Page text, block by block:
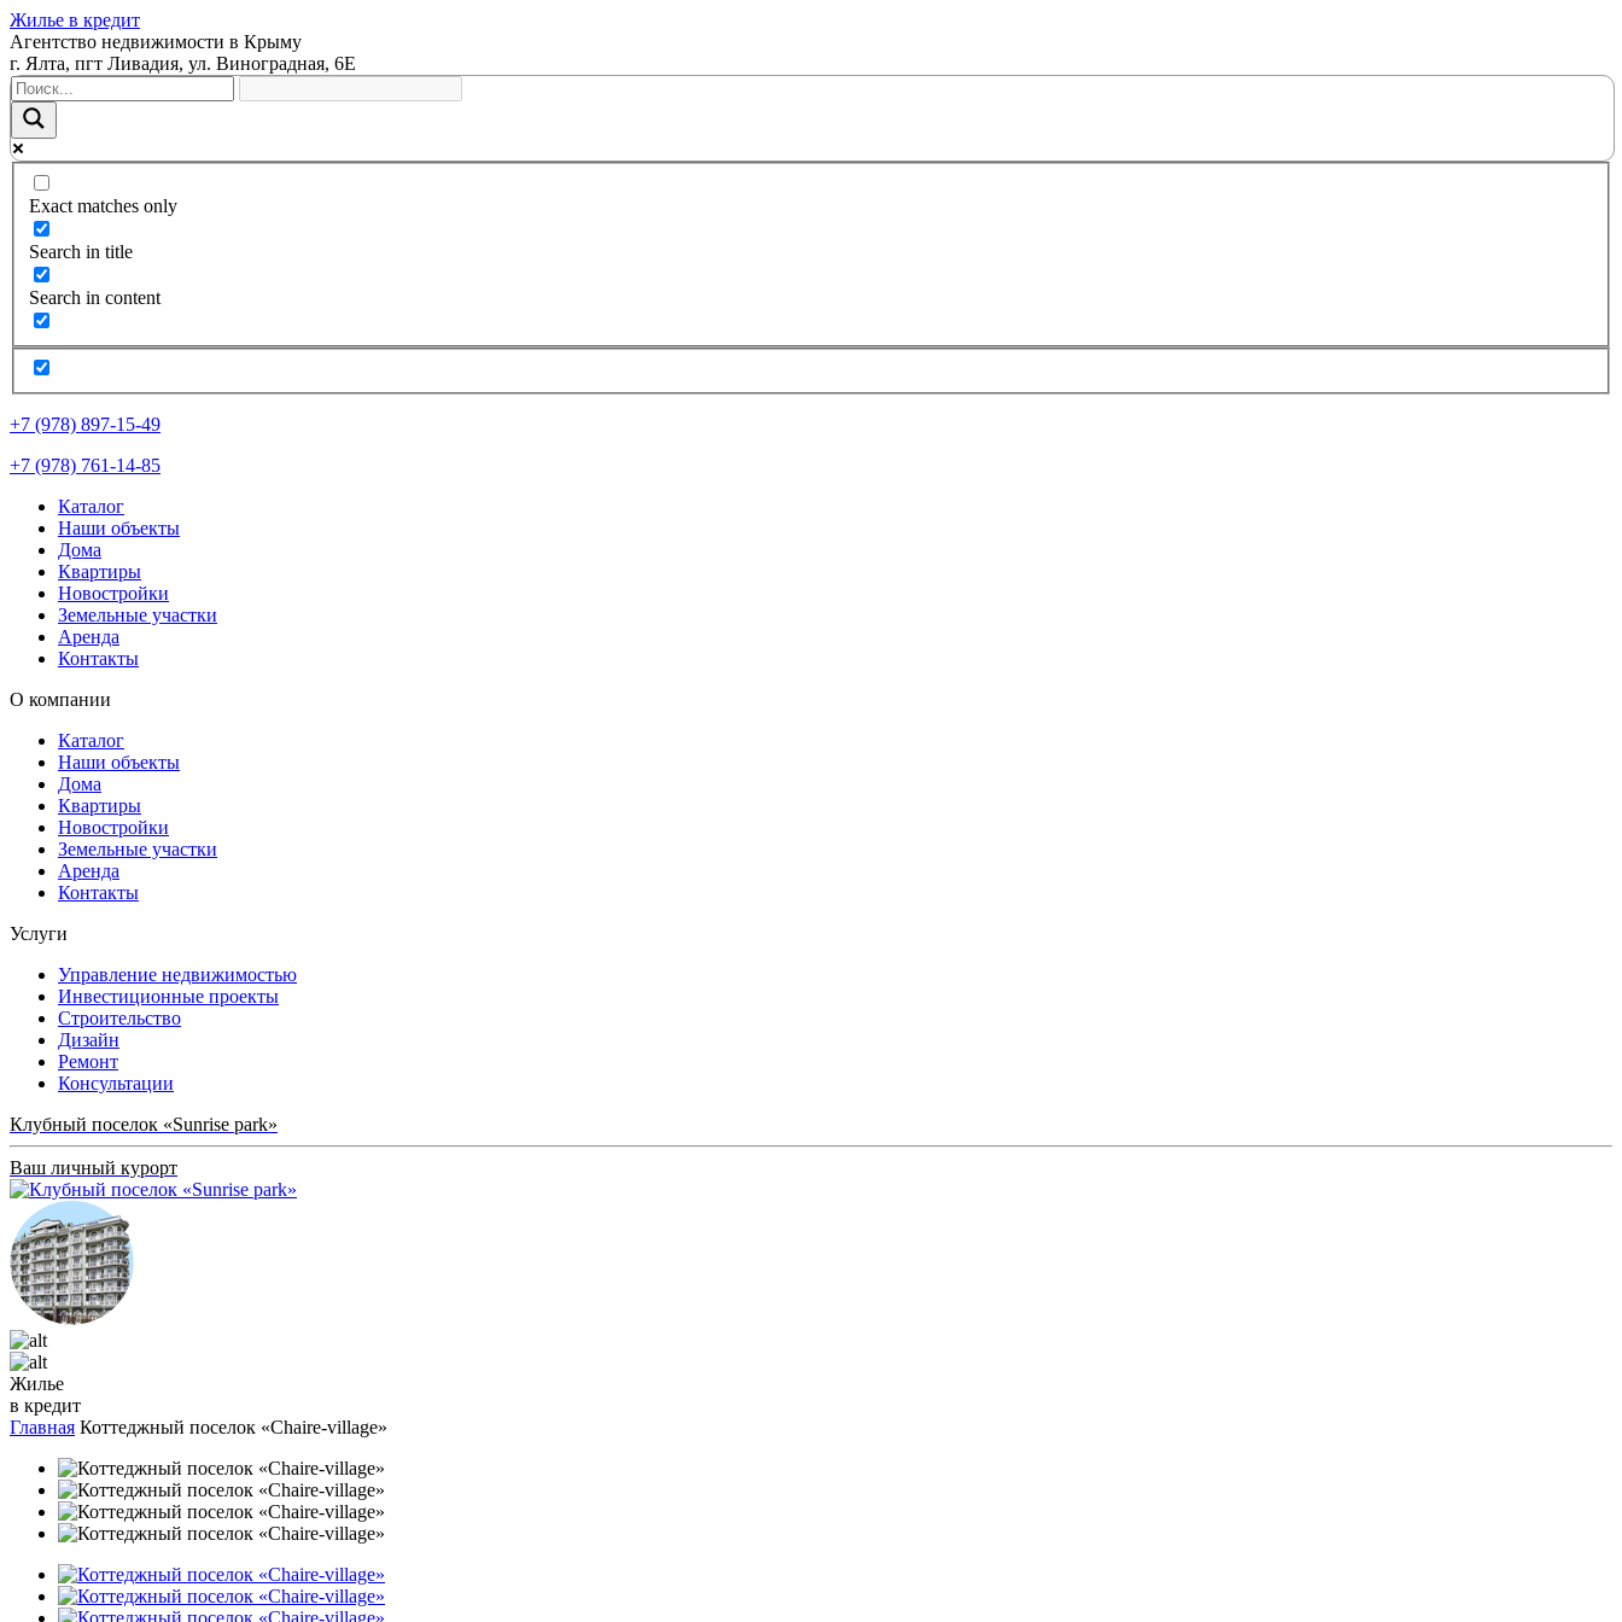
Жилье в кредит
Агентство недвижимости в Крыму
г. Ялта, пгт Ливадия, ул. Виноградная, 6Е
Exact matches only
Search in title
Search in content
+7 (978) 897-15-49
+7 (978) 761-14-85
Каталог
Наши объекты
Дома
Квартиры
Новостройки
Земельные участки
Аренда
Контакты
О компании
Каталог
Наши объекты
Дома
Квартиры
Новостройки
Земельные участки
Аренда
Контакты
Услуги
Управление недвижимостью
Инвестиционные проекты
Строительство
Дизайн
Ремонт
Консультации
Клубный поселок «Sunrise park»
Ваш личный курорт
Жилье
в кредит
Главная Коттеджный поселок «Chaire-village»